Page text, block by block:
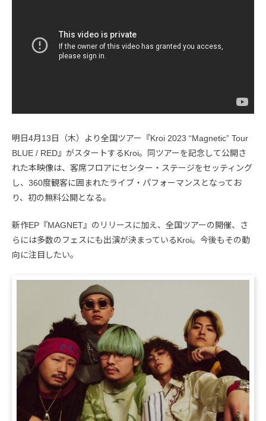
明日4月13日（木）より全国ツアー『Kroi 2023 “Magnetic” Tour
BLUE / RED』がスタートするKroi。同ツアーを記念して公開さ
れた本映像は、客席フロアにセンター・ステージをセッティング
し、360度観客に囲まれたライブ・パフォーマンスとなってお
り、初の無料公開となる。
新作EP『MAGNET』のリリースに加え、全国ツアーの開催、さ
らには多数のフェスにも出演が決まっているKroi。今後もその動
向に注目したい。